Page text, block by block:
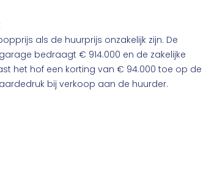
als de huurprijs onzakelijk zijn. De
bedraagt € 914.000 en de zakelijke
het hof een korting van € 94.000 toe op de
bij verkoop aan de huurder.